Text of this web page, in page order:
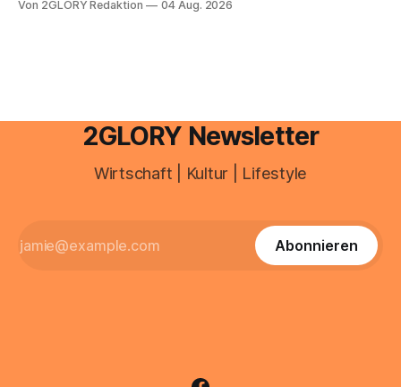
besitzt, loggt sich heute über das Vodafone E-Mail & Cloud
Von 2GLORY Redaktion 04 Aug. 2026
2GLORY Newsletter
Wirtschaft | Kultur | Lifestyle
Abonnieren